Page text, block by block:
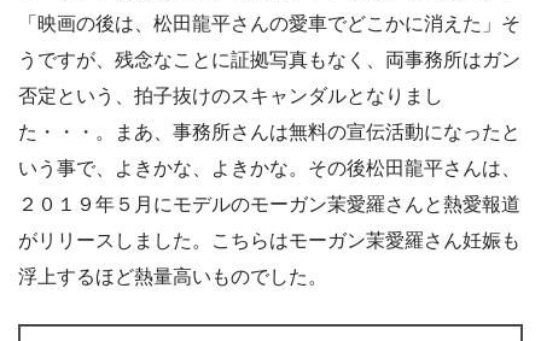
「映画の後は、松田龍平さんの愛車でどこかに消えた」そ
うですが、残念なことに証拠写真もなく、両事務所はガン
否定という、拍子抜けのスキャンダルとなりまし
た・・・。まあ、事務所さんは無料の宣伝活動になったと
いう事で、よきかな、よきかな。その後松田龍平さんは、
２０１９年５月にモデルのモーガン茉愛羅さんと熱愛報道
がリリースしました。こちらはモーガン茉愛羅さん妊娠も
浮上するほど熱量高いものでした。